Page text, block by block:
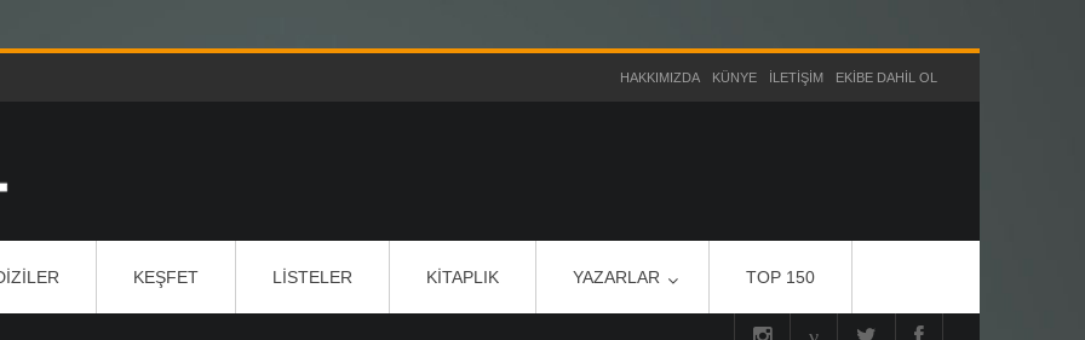
HAKKIMIZDA KÜNYE İLETIŞIM EKIBE DAHIL OL
KEŞFET LISTELER KITAPLIK YAZARLAR TOP 150